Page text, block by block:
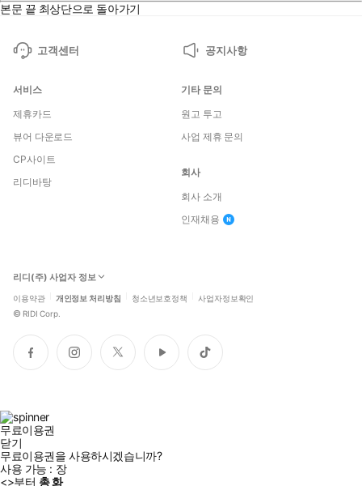
본문 끝 최상단으로 돌아가기
고객센터 공지사항
서비스
제휴카드
뷰어 다운로드
CP사이트
리디바탕
기타 문의
원고 투고
사업 제휴 문의
회사
회사 소개
인재채용
리디(주) 사업자 정보
이용약관 개인정보 처리방침 청소년보호정책 사업자정보확인
© RIDI Corp.
페
이
인
스
트
위
유
튜
틱
톡
무료이용권
닫기
무료이용권을 사용하시겠습니까?
사용 가능 : 장
<>부터 총화